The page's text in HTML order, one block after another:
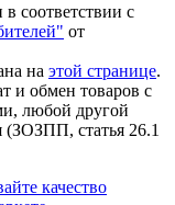
соответствии с
от
на этой странице.
и обмен товаров с
любой другой
(ЗОЗПП, статья 26.1